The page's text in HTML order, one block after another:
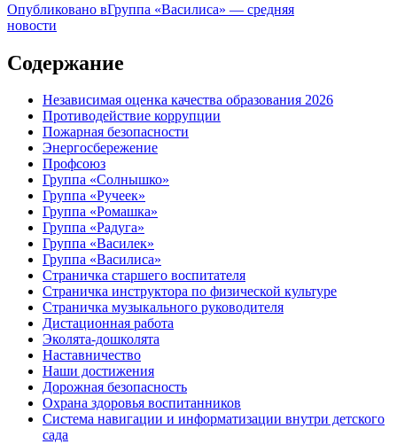
Опубликовано вГруппа «Василиса» — средняя
новости
Содержание
Независимая оценка качества образования 2026
Противодействие коррупции
Пожарная безопасности
Энергосбережение
Профсоюз
Группа «Солнышко»
Группа «Ручеек»
Группа «Ромашка»
Группа «Радуга»
Группа «Василек»
Группа «Василиса»
Страничка старшего воспитателя
Страничка инструктора по физической культуре
Страничка музыкального руководителя
Дистационная работа
Эколята-дошколята
Наставничество
Наши достижения
Дорожная безопасность
Охрана здоровья воспитанников
Система навигации и информатизации внутри детского
сада